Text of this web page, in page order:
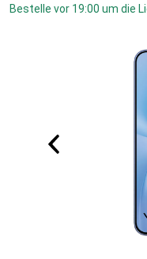
Bestelle vor 19:00 um die